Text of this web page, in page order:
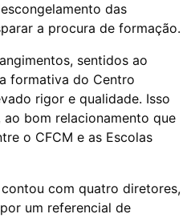
das
a procura de formação.
sentidos ao
formativa do Centro
rigor e qualidade. Isso
bom relacionamento que
o CFCM e as Escolas
com quatro diretores,
um referencial de